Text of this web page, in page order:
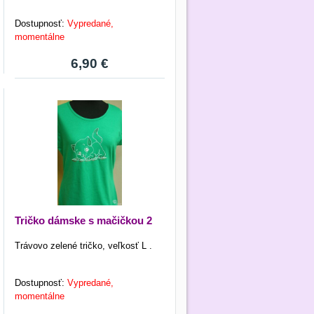
Dostupnosť: Vypredané,
momentálne
6,90 €
Tričko dámske s mačičkou 2
Trávovo zelené tričko, veľkosť L .
Dostupnosť: Vypredané,
momentálne